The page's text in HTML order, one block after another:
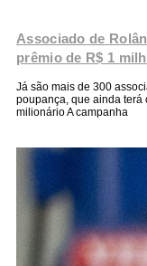
Associado de
prêmio de R$ 1
Já são mais de 300
poupança, que ainda terá
milionário A campanha